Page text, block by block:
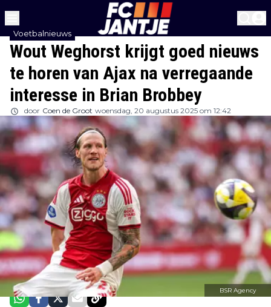
Wout Weghorst krijgt goed nieuws
te horen van Ajax na verregaande
interesse in Brian Brobbey
Voetbalnieuws
door Coen de Groot woensdag, 20 augustus 2025 om 12:42
BSR Agency